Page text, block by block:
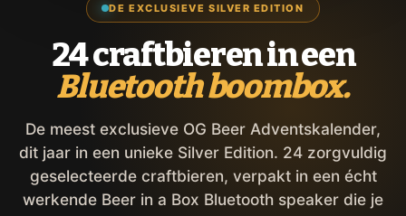
DE EXCLUSIEVE SILVER EDITION
24 craftbieren in een
Bluetooth boombox.
De meest exclusieve OG Beer Adventskalender,
dit jaar in een unieke Silver Edition. 24 zorgvuldig
geselecteerde craftbieren, verpakt in een écht
werkende Beer in a Box Bluetooth speaker die je